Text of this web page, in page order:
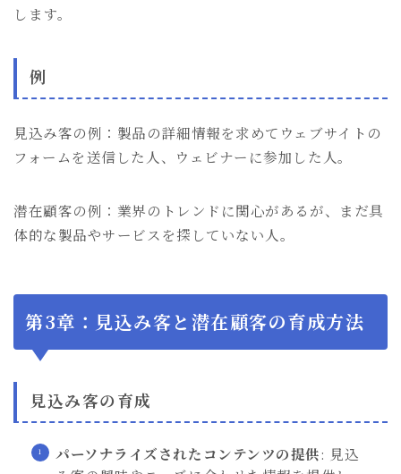
します。
例
見込み客の例：製品の詳細情報を求めてウェブサイトの
フォームを送信した人、ウェビナーに参加した人。
潜在顧客の例：業界のトレンドに関心があるが、まだ具
体的な製品やサービスを探していない人。
第3章：見込み客と潜在顧客の育成方法
見込み客の育成
パーソナライズされたコンテンツの提供: 見込